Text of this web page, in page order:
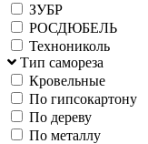
ЗУБР
РОСДЮБЕЛЬ
Технониколь
Тип самореза
Кровельные
По гипсокартону
По дереву
По металлу